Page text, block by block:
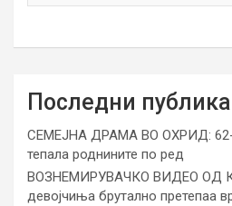
Последни
СЕМЕЈНА ДРАМА ВО ОХРИД: 62-
тепала роднините по ред
ВОЗНЕМИРУВАЧКО ВИДЕО ОД
девојчиња брутално претепаа